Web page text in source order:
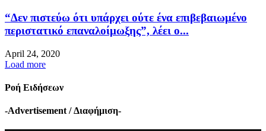
“Δεν πιστεύω ότι υπάρχει ούτε ένα επιβεβαιωμένο
περιστατικό επαναλοίμωξης”, λέει ο...
April 24, 2020
Load more
Ροή Ειδήσεων
-Advertisement / Διαφήμιση-